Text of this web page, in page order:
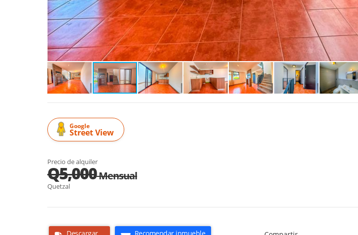
Google
Street View
Precio de alquiler
Q5,000Mensual
Quetzal
Descargar Recomendar inmueble